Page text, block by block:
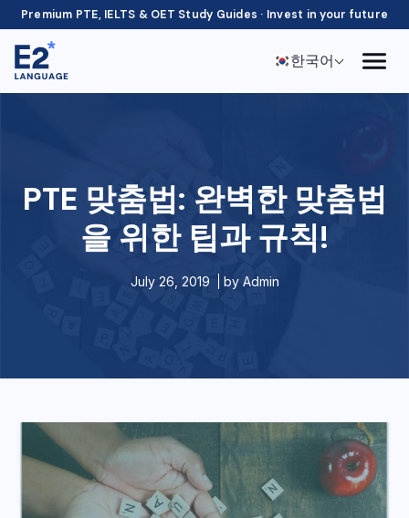
Premium PTE, IELTS & OET Study Guides · Invest in your future
한국어
PTE 맞춤법: 완벽한 맞춤법
을 위한 팁과 규칙!
July 26, 2019 by Admin